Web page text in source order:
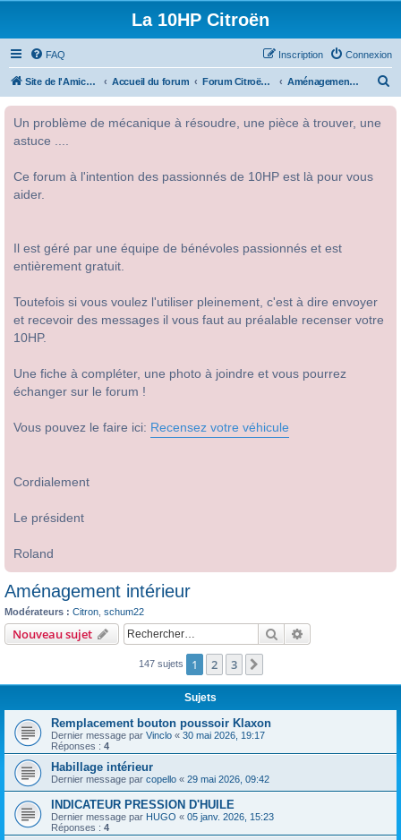
La 10HP Citroën
FAQ Connexion
Inscription
Site de l'Amicale Citroën 10HP Accueil du forum Forum Citroën 10HP Aménagement intérieur
Un problème de mécanique à résoudre, une pièce à trouver, une
astuce ....
Ce forum à l'intention des passionnés de 10HP est là pour vous
aider.
Il est géré par une équipe de bénévoles passionnés et est
entièrement gratuit.
Toutefois si vous voulez l'utiliser pleinement, c'est à dire envoyer
et recevoir des messages il vous faut au préalable recenser votre
10HP.
Une fiche à compléter, une photo à joindre et vous pourrez
échanger sur le forum !
Vous pouvez le faire ici: Recensez votre véhicule
Cordialement
Le président
Roland
Aménagement intérieur
Modérateurs : Citron schum22
Nouveau sujet Rechercher
147 sujets 1 2 3
Sujets
Remplacement bouton poussoir Klaxon
Dernier message par Vinclo « 30 mai 2026, 19:17
Réponses : 4
Habillage intérieur
Dernier message par copello « 29 mai 2026, 09:42
INDICATEUR PRESSION D'HUILE
Dernier message par HUGO « 05 janv. 2026, 15:23
Réponses : 4